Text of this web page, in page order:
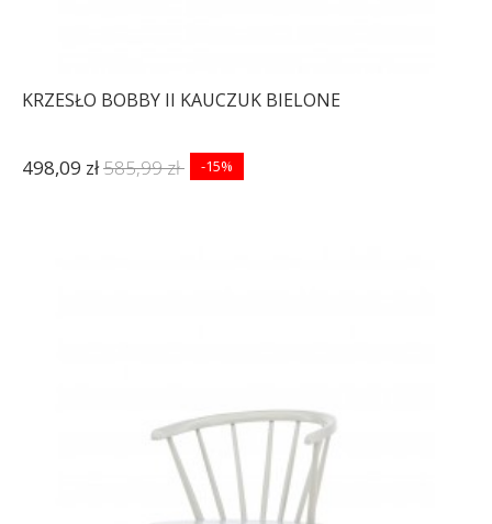
KRZESŁO BOBBY II KAUCZUK BIELONE
498,09 zł585,99 zł -15%